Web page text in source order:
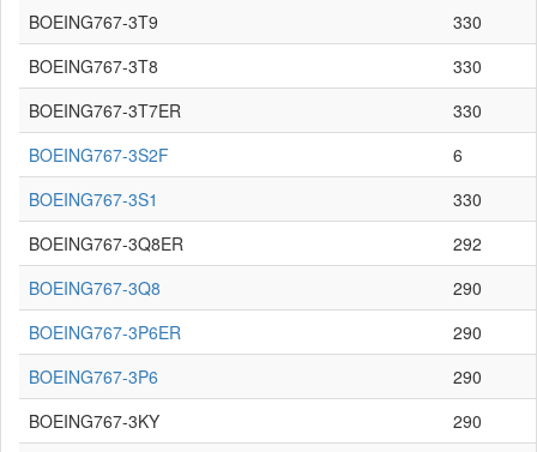
BOEING767-3T9
330
BOEING767-3T8
330
BOEING767-3T7ER
330
BOEING767-3S2F
6
BOEING767-3S1
330
BOEING767-3Q8ER
292
BOEING767-3Q8
290
BOEING767-3P6ER
290
BOEING767-3P6
290
BOEING767-3KY
290